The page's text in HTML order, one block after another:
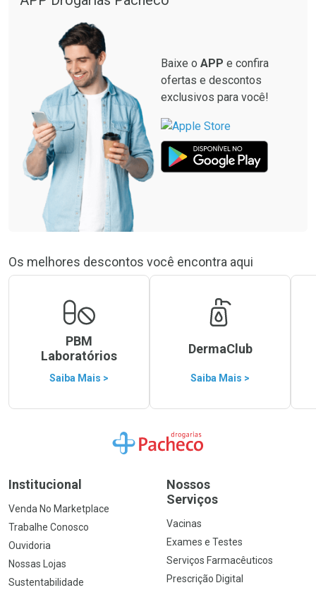
Baixe o APP e confira
ofertas e descontos
exclusivos para você!
Os melhores descontos você encontra aqui
PBM
Laboratórios
Saiba Mais >
DermaClub
Saiba Mais >
Ir para a Home
Institucional
Venda No Marketplace
Trabalhe Conosco
Ouvidoria
Nossas Lojas
Sustentabilidade
Nossos
Serviços
Vacinas
Exames e Testes
Serviços Farmacêuticos
Prescrição Digital